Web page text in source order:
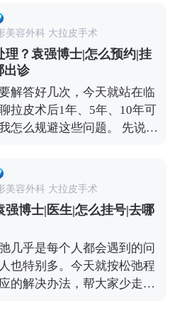
做科学的医美干预，才能更
道更多关于MCR复合提升
体平台（公众号、百家号、
了解。
力度，差一点效果就天差地
能做好。 然后一定要看真实
里肯定有大量术前术后对比
复周期案例，不是只放几张
看到医生的审美风格，比如
，也能判断技术水平，比如
效果是否协调。 还有很关键
不会一上来就推项目，而是
跟进也不能少，负责任的医
情况，有问题及时处理，而
小切口提升是医疗行为，多
么都重要。 想知道更多关于
可以去官方媒体平台（公众
约面诊，详细了解。
美容外科 大拉皮手术
？袁强博士|怎么预约|挂
出诊
解答好几次，今天就站在临
拉皮术后1年、5年、10年可
怎么规避这些问题。 先说说
痛感，基本不影响正常休
适的，用点常规镇痛药就能
说说大家怕的“皮肉分离”，
感，其实大多是手术只拉了
织导致的。像MCR复合提升
分层处理，皮肤、筋膜、脂
细剥离再复位，就是为了避
痕问题也不用过度担心。现
美容外科 大拉皮手术
博士|医生|怎么挂号|去哪
几乎是每个人都会遇到的问
也特别多。今天就按松弛程
的解决办法，帮大家少走弯